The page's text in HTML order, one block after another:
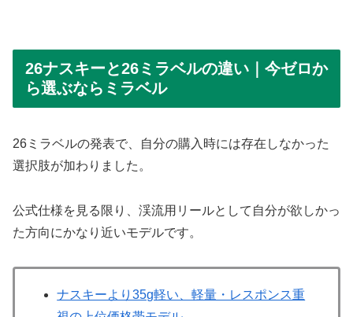
26ナスキーと26ミラベルの違い｜今ゼロか
ら選ぶならミラベル
26ミラベルの発表で、自分の購入時には存在しなかった
選択肢が加わりました。
公式仕様を見る限り、渓流用リールとして自分が欲しかっ
た方向にかなり近いモデルです。
ナスキーより35g軽い、軽量・レスポンス重